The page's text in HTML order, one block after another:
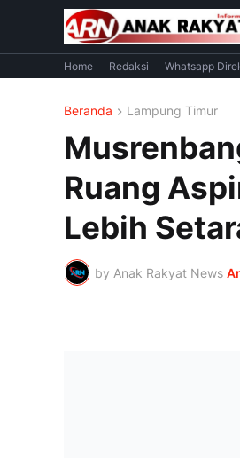
Home Redaksi Whatsapp
Beranda Lampung Timur
Ruang
Lebih
by Anak Rakyat News